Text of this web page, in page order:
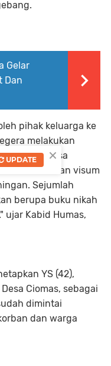
Gelar
Dan
pihak keluarga ke
melakukan
memeriksa
melakukan visum
Sejumlah
berupa buku nikah
ujar Kabid Humas,
YS (42),
Ciomas, sebagai
dimintai
dan warga
×
UPDATE